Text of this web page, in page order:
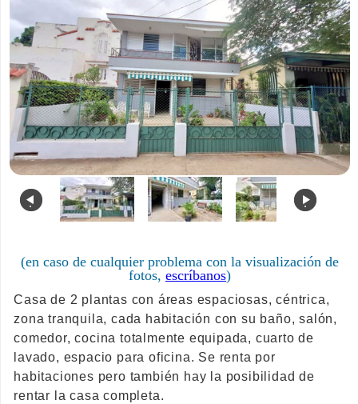
. .
(en caso de cualquier problema con la visualización de
fotos, escríbanos)
Casa de 2 plantas con áreas espaciosas, céntrica,
zona tranquila, cada habitación con su baño, salón,
comedor, cocina totalmente equipada, cuarto de
lavado, espacio para oficina. Se renta por
habitaciones pero también hay la posibilidad de
rentar la casa completa.